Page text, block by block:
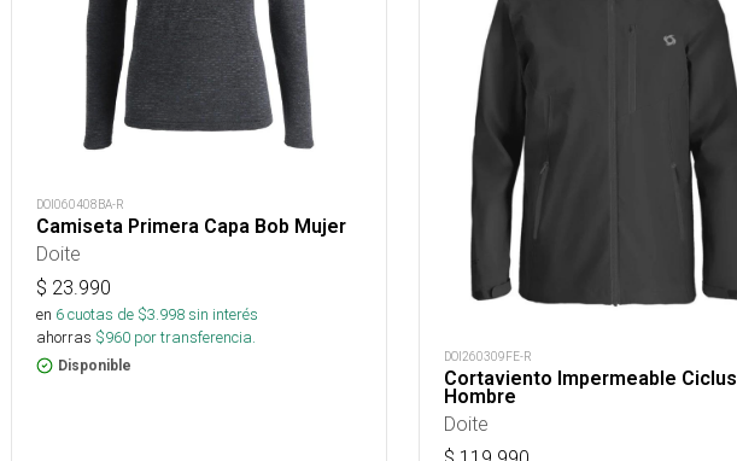
DOI060408BA-R
Camiseta Primera Capa Bob Mujer
Doite
$ 23.990
en 6cuotas de $3.998sin interés
ahorras $960 por transferencia.
Disponible
DOI260309FE-R
Cortaviento Impermeable Ciclus
Hombre
Doite